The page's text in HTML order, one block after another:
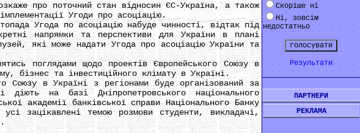
про поточний стан відносин ЄС-Україна, а також
Угоди про асоціацію.
Угода по асоціацію набуде чинності, відтак під
напрямки та перспективи для України в плані
які може надати Угода про асоціацію України та
поглядами щодо проектів Європейського Союзу в
бізнес та інвестиційного клімату в Україні.
в Україні з регіонами буде організований за
на базі Дніпропетровського національного
академії банківської справи Національного Банку
зацікавлені темою розмови студенти, викладачі,
Скоріше ні
Ні, зовсім
недостатньо
Результати
ПАРТНЕРИ
РЕКЛАМА